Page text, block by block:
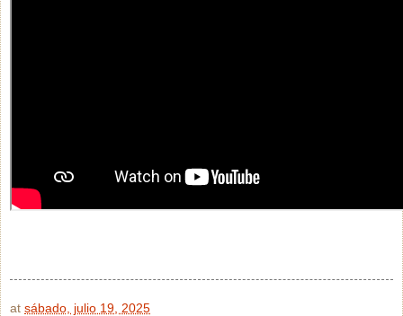
at sábado, julio 19, 2025